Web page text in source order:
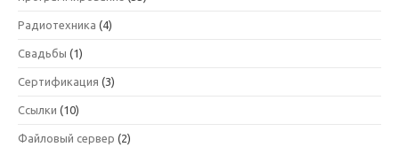
Радиотехника (4)
Свадьбы (1)
Сертификация (3)
Ссылки (10)
Файловый сервер (2)